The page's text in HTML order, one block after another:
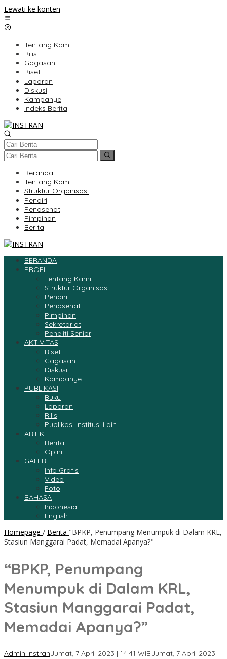
Lewati ke konten
Tentang Kami
Rilis
Gagasan
Riset
Laporan
Diskusi
Kampanye
Indeks Berita
Beranda
Tentang Kami
Struktur Organisasi
Pendiri
Penasehat
Pimpinan
Berita
BERANDA
PROFIL
Tentang Kami
Struktur Organisasi
Pendiri
Penasehat
Pimpinan
Sekretariat
Peneliti Senior
AKTIVITAS
Riset
Gagasan
Diskusi
Kampanye
PUBLIKASI
Buku
Laporan
Rilis
Publikasi Institusi Lain
ARTIKEL
Berita
Opini
GALERI
Info Grafis
Video
Foto
BAHASA
Indonesia
English
Homepage / Berita "BPKP, Penumpang Menumpuk di Dalam KRL,
Stasiun Manggarai Padat, Memadai Apanya?"
“BPKP, Penumpang
Menumpuk di Dalam KRL,
Stasiun Manggarai Padat,
Memadai Apanya?”
Admin InstranJumat, 7 April 2023 | 14:41 WIBJumat, 7 April 2023 |